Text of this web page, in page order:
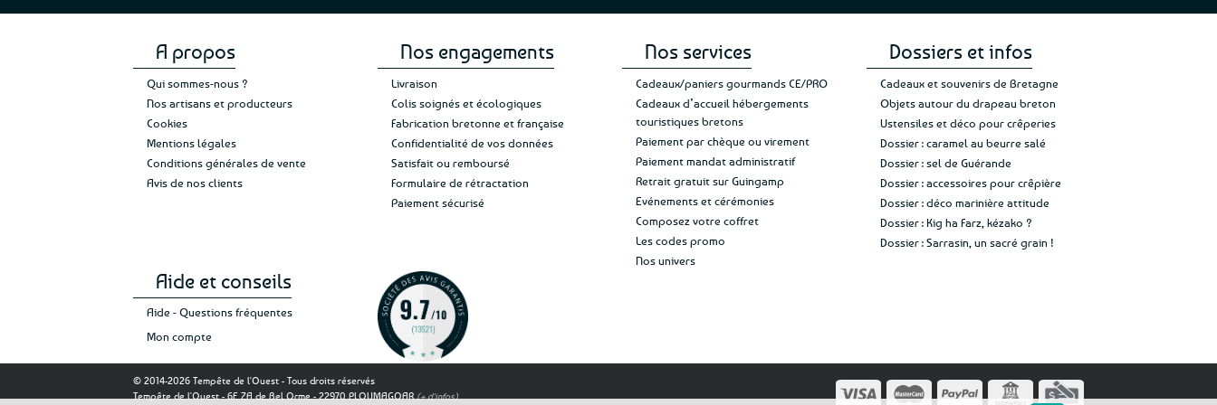
A propos
Qui sommes-nous ?
Nos artisans et producteurs
Cookies
Mentions légales
Conditions générales de vente
Avis de nos clients
Nos engagements
Livraison
Colis soignés et écologiques
Fabrication bretonne et française
Confidentialité de vos données
Satisfait ou remboursé
Formulaire de rétractation
Paiement sécurisé
Nos services
Cadeaux/paniers gourmands CE/PRO
Cadeaux d’accueil hébergements
touristiques bretons
Paiement par chèque ou virement
Paiement mandat administratif
Retrait gratuit sur Guingamp
Evénements et cérémonies
Composez votre coffret
Les codes promo
Nos univers
Dossiers et infos
Cadeaux et souvenirs de Bretagne
Objets autour du drapeau breton
Ustensiles et déco pour crêperies
Dossier : caramel au beurre salé
Dossier : sel de Guérande
Dossier : accessoires pour crêpière
Dossier : déco marinière attitude
Dossier : Kig ha Farz, kézako ?
Dossier : Sarrasin, un sacré grain !
Aide et conseils
Aide - Questions fréquentes
Mon compte
© 2014-2026 Tempête de l'Ouest - Tous droits réservés
Tempête de l'Ouest - 6E ZA de Bel Orme - 22970 PLOUMAGOAR (+ d'infos)